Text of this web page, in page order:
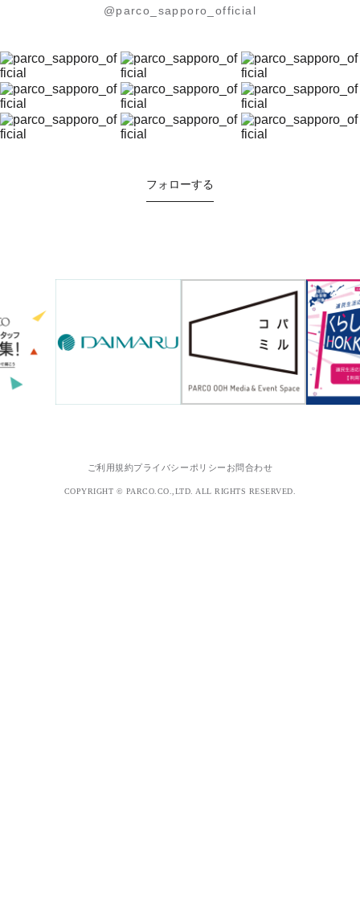
@parco_sapporo_official
フォローする
ご利用規約プライバシーポリシー お問合わせ
COPYRIGHT © PARCO.CO.,LTD. ALL RIGHTS RESERVED.